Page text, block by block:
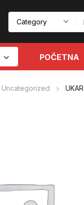
POČETNA
Uncategorized